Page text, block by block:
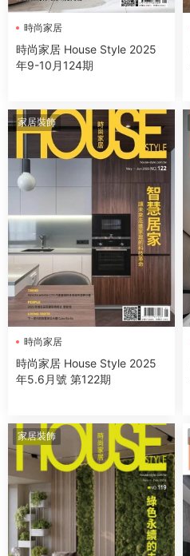
時尚家居
時尚家居 House Style 2025
年9-10月124期
家居裝飾
時尚家居
時尚家居 House Style 2025
年5.6月號 第122期
家居裝飾